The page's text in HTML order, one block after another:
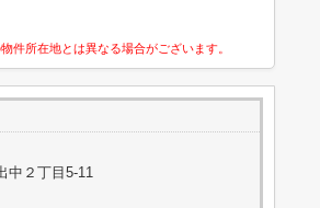
件所在地とは異なる場合がございます。
中２丁目5-11